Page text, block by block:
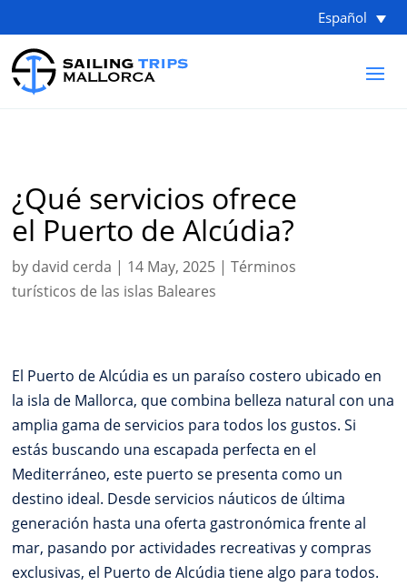
Español
¿Qué servicios ofrece
el Puerto de Alcúdia?
by david cerda | 14 May, 2025 |Términos
turísticos de las islas Baleares
El Puerto de Alcúdia es un paraíso costero ubicado en
la isla de Mallorca, que combina belleza natural con una
amplia gama de servicios para todos los gustos. Si
estás buscando una escapada perfecta en el
Mediterráneo, este puerto se presenta como un
destino ideal. Desde servicios náuticos de última
generación hasta una oferta gastronómica frente al
mar, pasando por actividades recreativas y compras
exclusivas, el Puerto de Alcúdia tiene algo para todos.